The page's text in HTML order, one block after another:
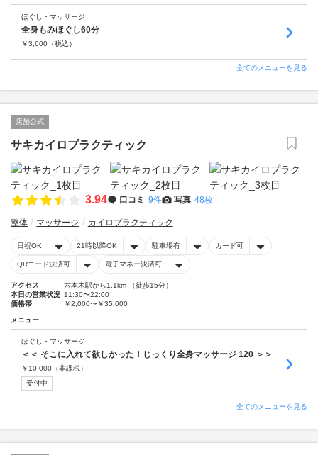
ほぐし・マッサージ
全身もみほぐし60分
￥3,600 （税込）
全てのメニューを見る
店舗公式
サキカイロプラクティック
3.94 口コミ 9件 写真 48枚
整体 マッサージ カイロプラクティック
日祝OK 21時以降OK 駐車場有 カード可
QRコード決済可 電子マネー決済可
アクセス
六本木駅から1.1km （徒歩15分）
本日の営業状況 11:30〜22:00
価格帯
￥2,000〜￥35,000
メニュー
ほぐし・マッサージ
＜＜ そこに入れて欲しかった！じっくり全身マッサージ 120 ＞＞
￥ 10,000 （非課税）
受付中
全てのメニューを見る